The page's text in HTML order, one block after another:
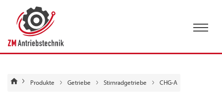
Produkte Getriebe Stirnradgetriebe CHG-A